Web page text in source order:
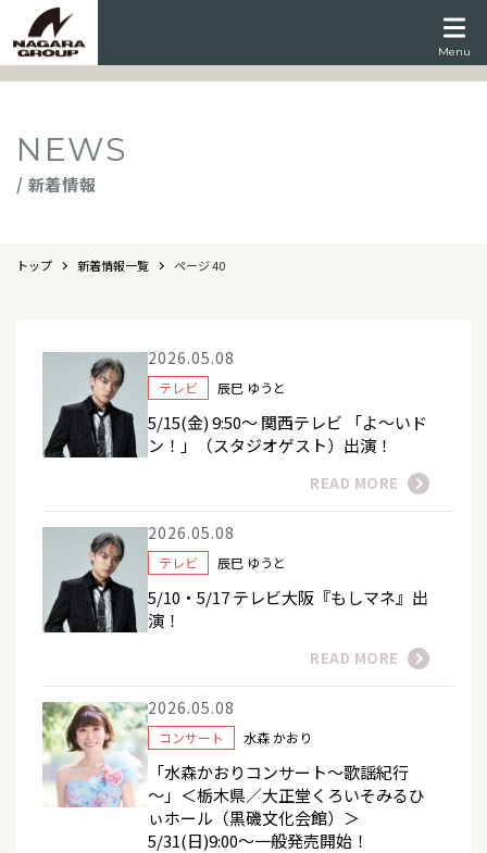
Menu
NEWS
/ 新着情報
トップ 新着情報一覧 ページ 40
2026.05.08
テレビ 辰巳 ゆうと
5/15(金) 9:50～ 関西テレビ 「よ～いド
ン！」（スタジオゲスト）出演！
READ MORE
2026.05.08
テレビ 辰巳 ゆうと
5/10・5/17 テレビ大阪『もしマネ』出
演！
READ MORE
2026.05.08
コンサート 水森 かおり
「水森かおりコンサート～歌謡紀行
～」＜栃木県／大正堂くろいそみるひ
ぃホール（黒磯文化会館）＞
5/31(日)9:00～一般発売開始！